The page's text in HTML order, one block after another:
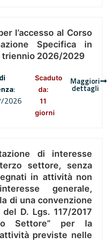
l’accesso al Corso
Specifica in
triennio 2026/2029
:
2026
Scaduto
da:
11
giorni
Maggiori
dettagli
di interesse
settore, senza
in attività non
generale,
di una convenzione
D. Lgs. 117/2017
Settore” per la
previste nelle